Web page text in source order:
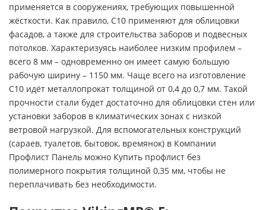
применяется в сооружениях, требующих повышенной
жёсткости. Как правило, С10 применяют для облицовки
фасадов, а также для строительства заборов и подвесных
потолков. Характеризуясь наиболее низким профилем –
всего 8 мм – одновременно он имеет самую большую
рабочую ширину – 1150 мм. Чаще всего на изготовление
С10 идёт металлопрокат толщиной от 0,4 до 0,7 мм. Такой
прочности стали будет достаточно для облицовки стен или
установки заборов в климатических зонах с низкой
ветровой нагрузкой. Для вспомогательных конструкций
(сараев, туалетов, бытовок, времянок) в Компании
Профлист Панель можно Купить профлист без
полимерного покрытия толщиной 0,35 мм, чтобы не
переплачивать без необходимости.